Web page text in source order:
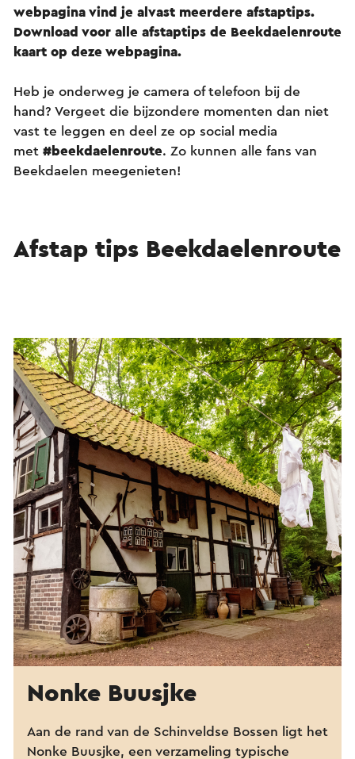
webpagina vind je alvast meerdere afstaptips.
Download voor alle afstaptips de Beekdaelenroute
kaart op deze webpagina.
Heb je onderweg je camera of telefoon bij de
hand? Vergeet die bijzondere momenten dan niet
vast te leggen en deel ze op social media
met #beekdaelenroute. Zo kunnen alle fans van
Beekdaelen meegenieten!
Afstap tips Beekdaelenroute
Nonke Buusjke
Aan de rand van de Schinveldse Bossen ligt het
Nonke Buusjke, een verzameling typische